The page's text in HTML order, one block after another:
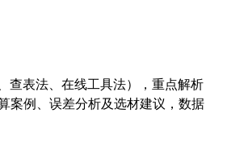
查表法、在线工具法），重点解析
案例、误差分析及选材建议，数据